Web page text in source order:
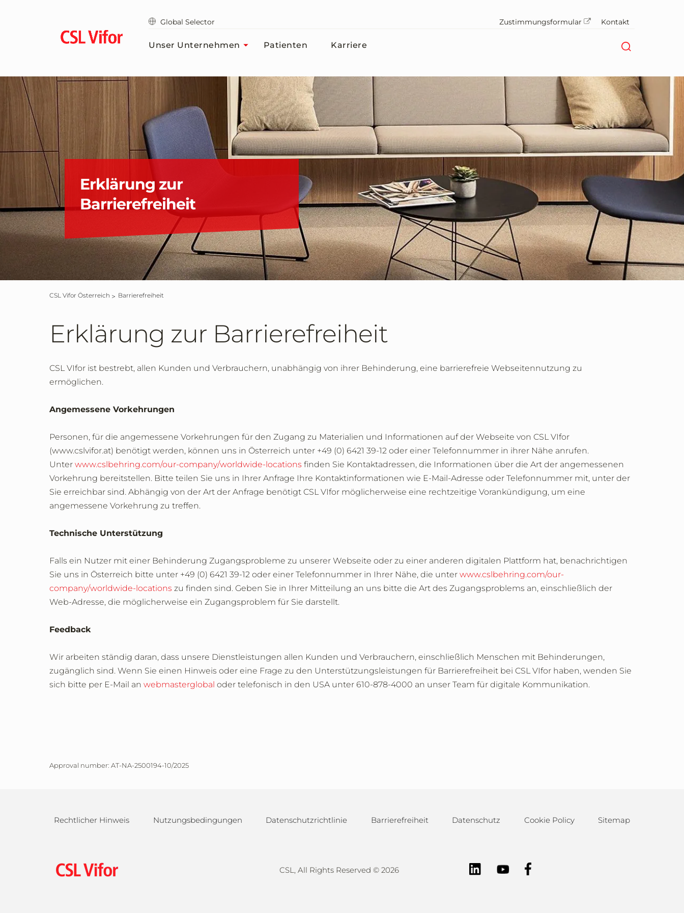
Global Selector Zustimmungsformular Kontakt
Unser Unternehmen Patienten Karriere
Erklärung zur
Barrierefreiheit
CSL Vifor Österreich Barrierefreiheit
Erklärung zur Barrierefreiheit
CSL VIfor ist bestrebt, allen Kunden und Verbrauchern, unabhängig von ihrer Behinderung, eine barrierefreie Webseitennutzung zu
ermöglichen.
Angemessene Vorkehrungen
Personen, für die angemessene Vorkehrungen für den Zugang zu Materialien und Informationen auf der Webseite von CSL VIfor
(www.cslvifor.at) benötigt werden, können uns in Österreich unter +49 (0) 6421 39-12 oder einer Telefonnummer in ihrer Nähe anrufen.
Unter www.cslbehring.com/our-company/worldwide-locations finden Sie Kontaktadressen, die Informationen über die Art der angemessenen
Vorkehrung bereitstellen. Bitte teilen Sie uns in Ihrer Anfrage Ihre Kontaktinformationen wie E-Mail-Adresse oder Telefonnummer mit, unter der
Sie erreichbar sind. Abhängig von der Art der Anfrage benötigt CSL VIfor möglicherweise eine rechtzeitige Vorankündigung, um eine
angemessene Vorkehrung zu treffen.
Technische Unterstützung
Falls ein Nutzer mit einer Behinderung Zugangsprobleme zu unserer Webseite oder zu einer anderen digitalen Plattform hat, benachrichtigen
Sie uns in Österreich bitte unter +49 (0) 6421 39-12 oder einer Telefonnummer in Ihrer Nähe, die unter www.cslbehring.com/our-
company/worldwide-locations zu finden sind. Geben Sie in Ihrer Mitteilung an uns bitte die Art des Zugangsproblems an, einschließlich der
Web-Adresse, die möglicherweise ein Zugangsproblem für Sie darstellt.
Feedback
Wir arbeiten ständig daran, dass unsere Dienstleistungen allen Kunden und Verbrauchern, einschließlich Menschen mit Behinderungen,
zugänglich sind. Wenn Sie einen Hinweis oder eine Frage zu den Unterstützungsleistungen für Barrierefreiheit bei CSL VIfor haben, wenden Sie
sich bitte per E-Mail an webmasterglobal oder telefonisch in den USA unter 610-878-4000 an unser Team für digitale Kommunikation.
Approval number: AT-NA-2500194-10/2025
Rechtlicher Hinweis Nutzungsbedingungen Datenschutzrichtlinie Barrierefreiheit Datenschutz Cookie Policy Sitemap
CSL, All Rights Reserved © 2026